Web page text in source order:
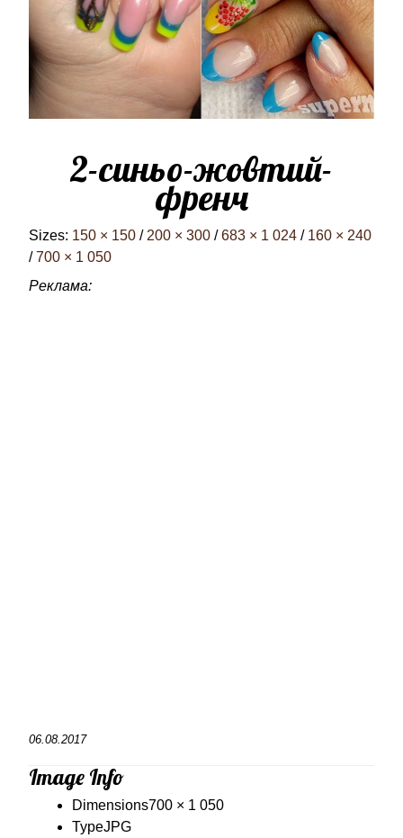
2-синьо-жовтий-
френч
Sizes: 150 × 150 / 200 × 300 / 683 × 1 024 / 160 × 240
/ 700 × 1 050
Реклама:
06.08.2017
Image Info
Dimensions700 × 1 050
TypeJPG